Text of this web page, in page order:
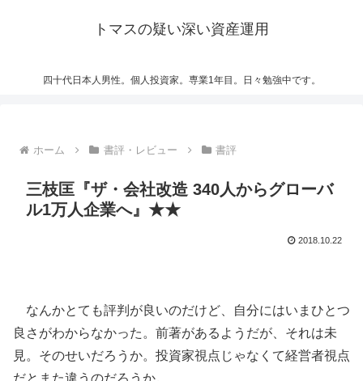
トマスの疑い深い資産運用
四十代日本人男性。個人投資家。専業1年目。日々勉強中です。
ホーム 書評・レビュー 書評
三枝匡『ザ・会社改造 340人からグローバ
ル1万人企業へ』★★
2018.10.22
なんかとても評判が良いのだけど、自分にはいまひとつ
良さがわからなかった。前著があるようだが、それは未
見。そのせいだろうか。投資家視点じゃなくて経営者視点
だとまた違うのだろうか。